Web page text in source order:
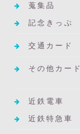
蒐集品
記念きっぷ
交通カード
その他カード
近鉄電車
近鉄特急車